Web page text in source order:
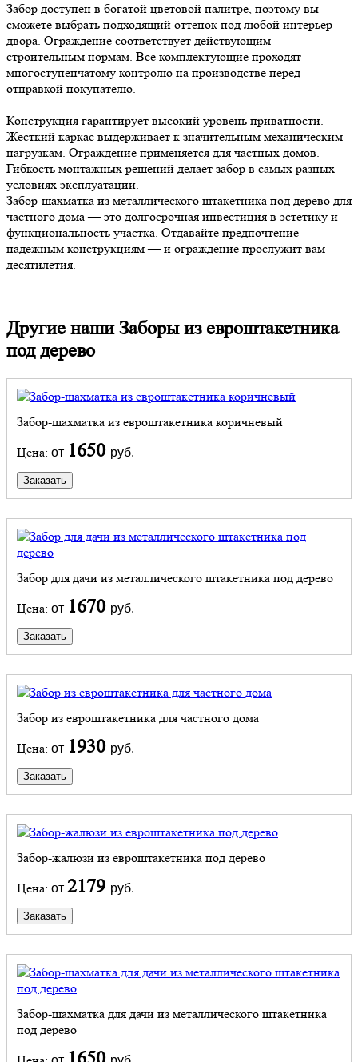
Забор доступен в богатой цветовой палитре, поэтому вы
сможете выбрать подходящий оттенок под любой интерьер
двора. Ограждение соответствует действующим
строительным нормам. Все комплектующие проходят
многоступенчатому контролю на производстве перед
отправкой покупателю.
Конструкция гарантирует высокий уровень приватности.
Жёсткий каркас выдерживает к значительным механическим
нагрузкам. Ограждение применяется для частных домов.
Гибкость монтажных решений делает забор в самых разных
условиях эксплуатации.
Забор-шахматка из металлического штакетника под дерево для
частного дома — это долгосрочная инвестиция в эстетику и
функциональность участка. Отдавайте предпочтение
надёжным конструкциям — и ограждение прослужит вам
десятилетия.
Другие наши Заборы из евроштакетника
под дерево
Забор-шахматка из евроштакетника коричневый
Цена: от 1650 руб.
Заказать
Забор для дачи из металлического штакетника под дерево
Цена: от 1670 руб.
Заказать
Забор из евроштакетника для частного дома
Цена: от 1930 руб.
Заказать
Забор-жалюзи из евроштакетника под дерево
Цена: от 2179 руб.
Заказать
Забор-шахматка для дачи из металлического штакетника
под дерево